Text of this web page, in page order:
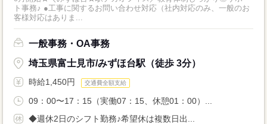
ト事務♪ ●工事に関するお問い合わせ対応（社内対応のみ、一般のお
客様対応はありま...
一般事務・OA事務
埼玉県富士見市/みずほ台駅（徒歩 3分）
時給1,450円 交通費全額支給
09：00〜17：15（実働07：15、休憩01：00）...
◆週休2日のシフト勤務♪希望休は複数日出...